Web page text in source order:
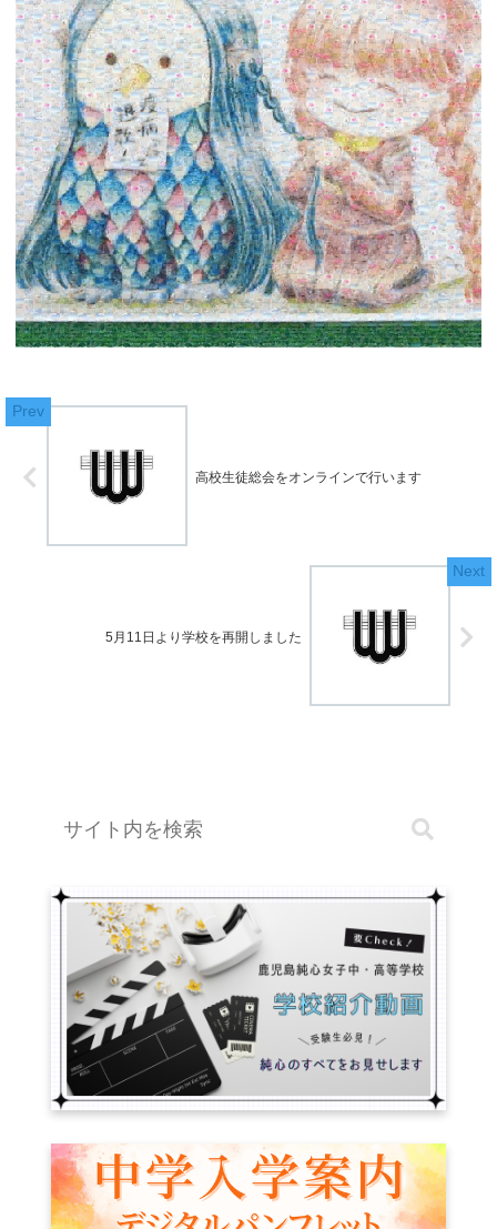
高校生徒総会をオンラインで行います
5月11日より学校を再開しました